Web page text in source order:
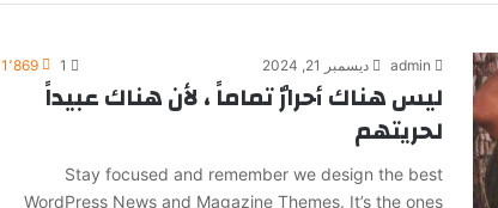
admin ديسمبر 21, 2024 1 1٬869
ليس هناك أحرارٌ تماماً ، لأن هناك عبيداً
لحريتهم
Stay focused and remember we design the best
WordPress News and Magazine Themes. It’s the ones